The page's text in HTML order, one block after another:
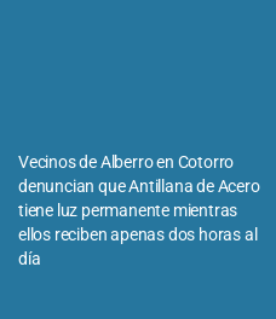
Vecinos de Alberro en Cotorro
denuncian que Antillana de Acero
tiene luz permanente mientras
ellos reciben apenas dos horas al
día